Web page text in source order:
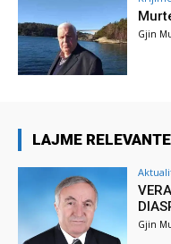
Gjin
LAJME RELEVANTE
Gjin